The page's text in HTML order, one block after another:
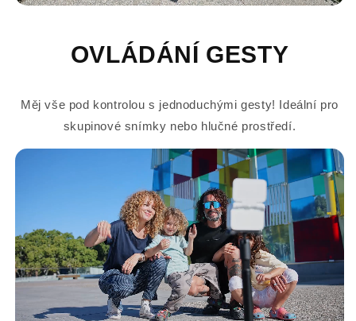
OVLÁDÁNÍ GESTY
Měj vše pod kontrolou s jednoduchými gesty! Ideální pro
skupinové snímky nebo hlučné prostředí.